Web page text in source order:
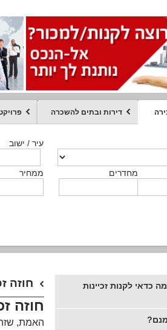
דירות ובתים להשכרה
מחדרים
עיר / ישוב
ממחיר מחדרים
עיר / ישוב
ממחיר מחדרים
עיר / ישוב
ממחיר
עיר / ישוב
ממחיר
ממחיר
מחדרים
עיר / ישוב
מקומה
עיר / ישוב
ממחיר
חוזה
חוזה
האמת, שזה
כדאי לקנות זכיינות